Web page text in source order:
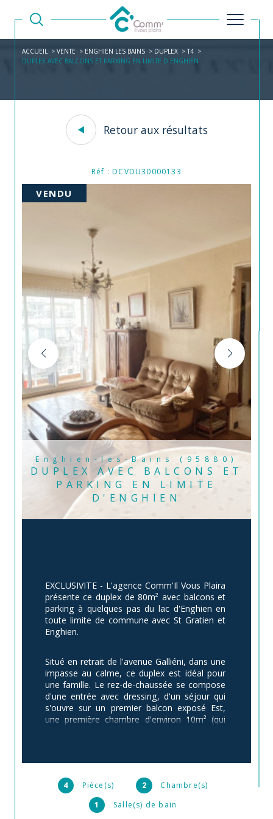
ACCUEIL VENTE ENGHIEN LES BAINS DUPLEX
T4
DUPLEX AVEC BALCONS ET PARKING EN LIMITE D ENGHIEN
Retour aux résultats
Réf : DCVDU30000133
VENDU
Enghien-les-Bains (95880)
DUPLEX AVEC BALCONS ET
PARKING EN LIMITE
D'ENGHIEN
4 Pièce(s) 2
Chambre(s)
1
Salle(s) de bain
EXCLUSIVITE - L'agence Comm'Il Vous Plaira
présente ce duplex de 80m² avec balcons et
parking à quelques pas du lac d'Enghien en
toute limite de commune avec St Gratien et
Enghien.
Situé en retrait de l'avenue Galliéni, dans une
impasse au calme, ce duplex est idéal pour
une famille. Le rez-de-chaussée se compose
d'une entrée avec dressing, d'un séjour qui
s'ouvre sur un premier balcon exposé Est,
une première chambre d'environ 10m² (qui
L'espace nuit se poursuit à l'étage avec une
suite parentale de 15m² avec dressing et
salle de bain, une troisème chambre de 12m²